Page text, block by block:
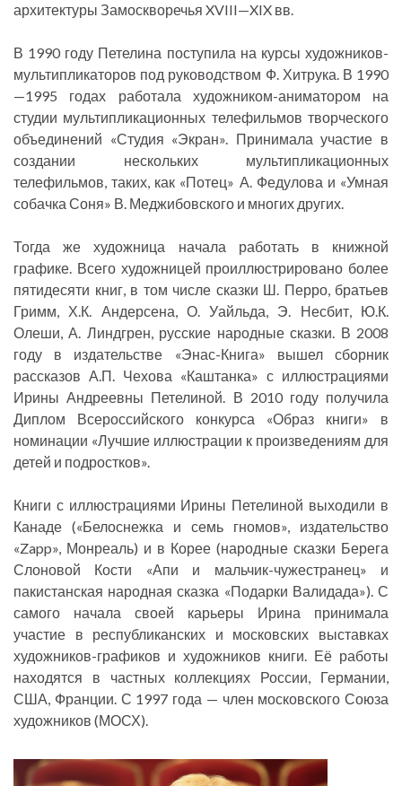
архитектуры Замоскворечья XVIII—XIX вв.
В 1990 году Петелина поступила на курсы художников-
мультипликаторов под руководством Ф. Хитрука. В 1990
—1995 годах работала художником-аниматором на
студии мультипликационных телефильмов творческого
объединений «Студия «Экран». Принимала участие в
создании нескольких мультипликационных
телефильмов, таких, как «Потец» А. Федулова и «Умная
собачка Соня» В. Меджибовского и многих других.
Тогда же художница начала работать в книжной
графике. Всего художницей проиллюстрировано более
пятидесяти книг, в том числе сказки Ш. Перро, братьев
Гримм, Х.К. Андерсена, О. Уайльда, Э. Несбит, Ю.К.
Олеши, А. Линдгрен, русские народные сказки. В 2008
году в издательстве «Энас-Книга» вышел сборник
рассказов А.П. Чехова «Каштанка» с иллюстрациями
Ирины Андреевны Петелиной. В 2010 году получила
Диплом Всероссийского конкурса «Образ книги» в
номинации «Лучшие иллюстрации к произведениям для
детей и подростков».
Книги с иллюстрациями Ирины Петелиной выходили в
Канаде («Белоснежка и семь гномов», издательство
«Zapp», Монреаль) и в Корее (народные сказки Берега
Слоновой Кости «Апи и мальчик-чужестранец» и
пакистанская народная сказка «Подарки Валидада»). С
самого начала своей карьеры Ирина принимала
участие в республиканских и московских выставках
художников-графиков и художников книги. Её работы
находятся в частных коллекциях России, Германии,
США, Франции. С 1997 года — член московского Союза
художников (МОСХ).